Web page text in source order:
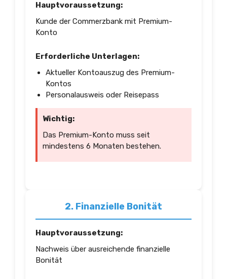
Hauptvoraussetzung:
Kunde der Commerzbank mit Premium-
Konto
Erforderliche Unterlagen:
Aktueller Kontoauszug des Premium-
Kontos
Personalausweis oder Reisepass
Wichtig:
Das Premium-Konto muss seit
mindestens 6 Monaten bestehen.
2. Finanzielle Bonität
Hauptvoraussetzung:
Nachweis über ausreichende finanzielle
Bonität